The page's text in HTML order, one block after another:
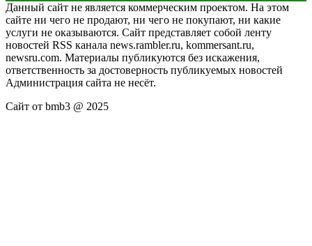
Данный сайт не является коммерческим проектом. На этом
сайте ни чего не продают, ни чего не покупают, ни какие
услуги не оказываются. Сайт представляет собой ленту
новостей RSS канала news.rambler.ru, kommersant.ru,
newsru.com. Материалы публикуются без искажения,
ответственность за достоверность публикуемых новостей
Администрация сайта не несёт.
Сайт от bmb3 @ 2025